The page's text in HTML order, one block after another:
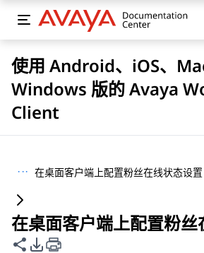
使用 Android、iOS、
Windows 版的 Avaya
Client
··· 在桌面客户端上配置粉丝在线状态设置
在桌面客户端上配置粉
共享此页面
PDF 导出选项